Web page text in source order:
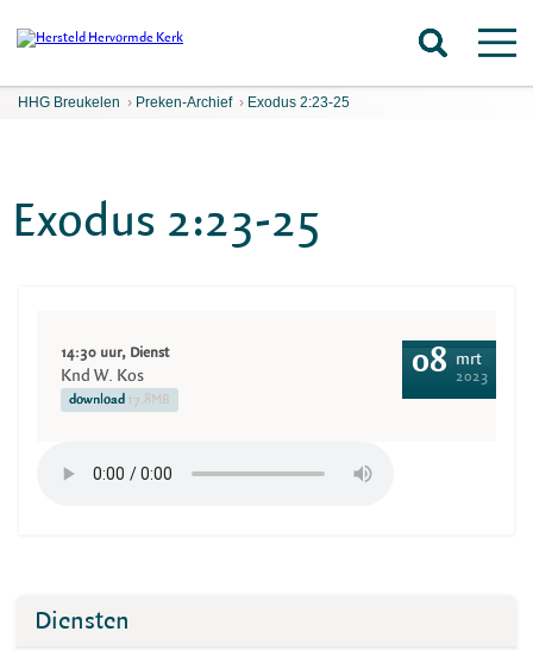
HHG Breukelen › Preken-Archief › Exodus 2:23-25
Exodus 2:23-25
14:30 uur, Dienst
Knd W. Kos
download 17.8MB
08 mrt
2023
Diensten